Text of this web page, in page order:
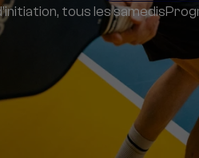
tous les samedis